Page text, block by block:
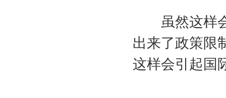
虽然这样会
出来了政策限
这样会引起国